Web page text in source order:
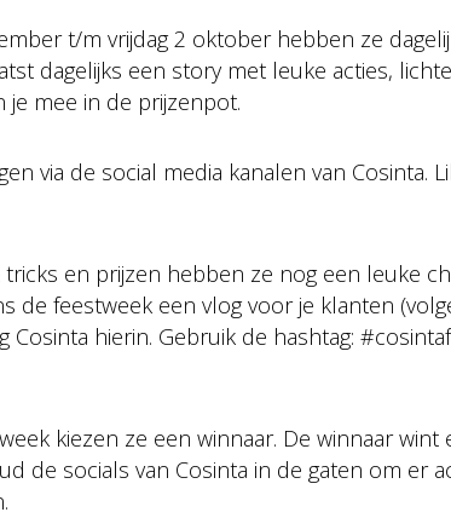
t/m vrijdag 2 oktober hebben ze
dagelijks een story met leuke acties,
mee in de prijzenpot.
via de social media kanalen van Cosinta.
tricks en prijzen hebben ze nog een leuke
de feestweek een vlog voor je klanten
hierin. Gebruik de hashtag:
kiezen ze een winnaar. De winnaar
de socials van Cosinta in de gaten om er